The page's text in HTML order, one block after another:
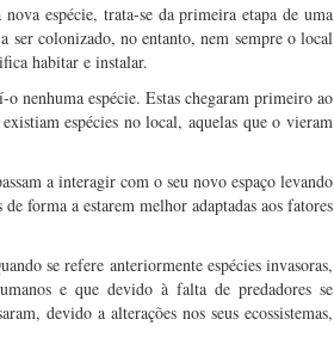
espécie, trata-se da primeira etapa de uma
ser colonizado, no entanto, nem sempre o local
habitar e instalar.
nenhuma espécie. Estas chegaram primeiro ao
espécies no local, aquelas que o vieram
a interagir com o seu novo espaço levando
forma a estarem melhor adaptadas aos fatores
se refere anteriormente espécies invasoras,
e que devido à falta de predadores se
devido a alterações nos seus ecossistemas,